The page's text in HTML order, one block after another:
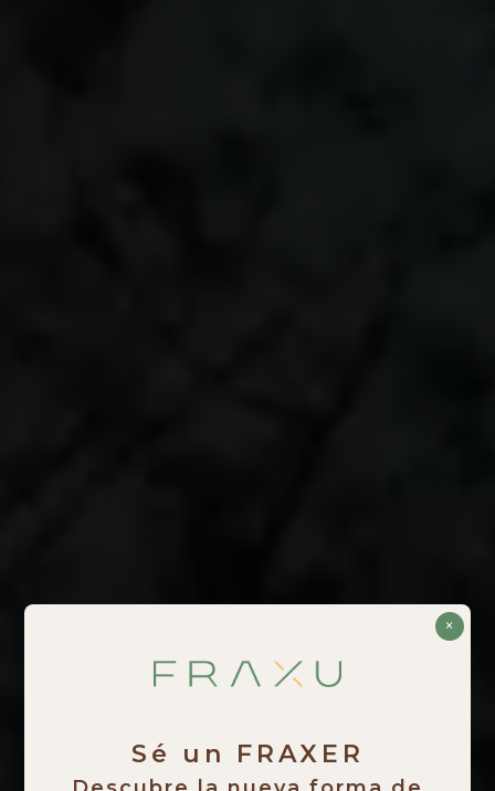
×
Sé un FRAXER